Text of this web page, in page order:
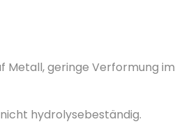
Metall, geringe Verformung im
hydrolysebeständig.